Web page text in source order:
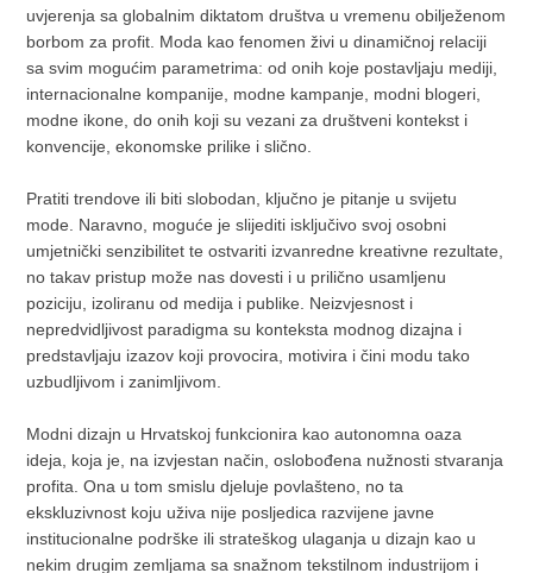
uvjerenja sa globalnim diktatom društva u vremenu obilježenom
borbom za profit. Moda kao fenomen živi u dinamičnoj relaciji
sa svim mogućim parametrima: od onih koje postavljaju mediji,
internacionalne kompanije, modne kampanje, modni blogeri,
modne ikone, do onih koji su vezani za društveni kontekst i
konvencije, ekonomske prilike i slično.
Pratiti trendove ili biti slobodan, ključno je pitanje u svijetu
mode. Naravno, moguće je slijediti isključivo svoj osobni
umjetnički senzibilitet te ostvariti izvanredne kreativne rezultate,
no takav pristup može nas dovesti i u prilično usamljenu
poziciju, izoliranu od medija i publike. Neizvjesnost i
nepredvidljivost paradigma su konteksta modnog dizajna i
predstavljaju izazov koji provocira, motivira i čini modu tako
uzbudljivom i zanimljivom.
Modni dizajn u Hrvatskoj funkcionira kao autonomna oaza
ideja, koja je, na izvjestan način, oslobođena nužnosti stvaranja
profita. Ona u tom smislu djeluje povlašteno, no ta
ekskluzivnost koju uživa nije posljedica razvijene javne
institucionalne podrške ili strateškog ulaganja u dizajn kao u
nekim drugim zemljama sa snažnom tekstilnom industrijom i